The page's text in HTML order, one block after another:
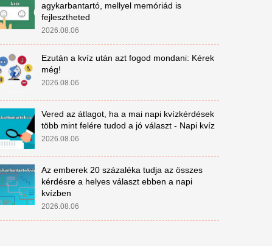
agykarbantartó, mellyel memóriád is
fejlesztheted
2026.08.06
Ezután a kvíz után azt fogod mondani: Kérek
még!
2026.08.06
Vered az átlagot, ha a mai napi kvízkérdések
több mint felére tudod a jó választ - Napi kvíz
2026.08.06
Az emberek 20 százaléka tudja az összes
kérdésre a helyes választ ebben a napi
kvízben
2026.08.06